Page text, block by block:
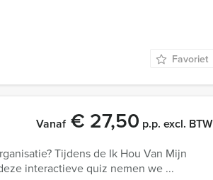
Favoriet
Vanaf€ 27,50 p.p. excl. BTW
Tijdens de Ik Hou Van Mijn
interactieve quiz nemen we ...